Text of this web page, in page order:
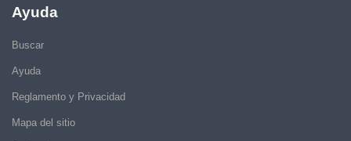
Ayuda
Buscar
Ayuda
Reglamento y Privacidad
Mapa del sitio